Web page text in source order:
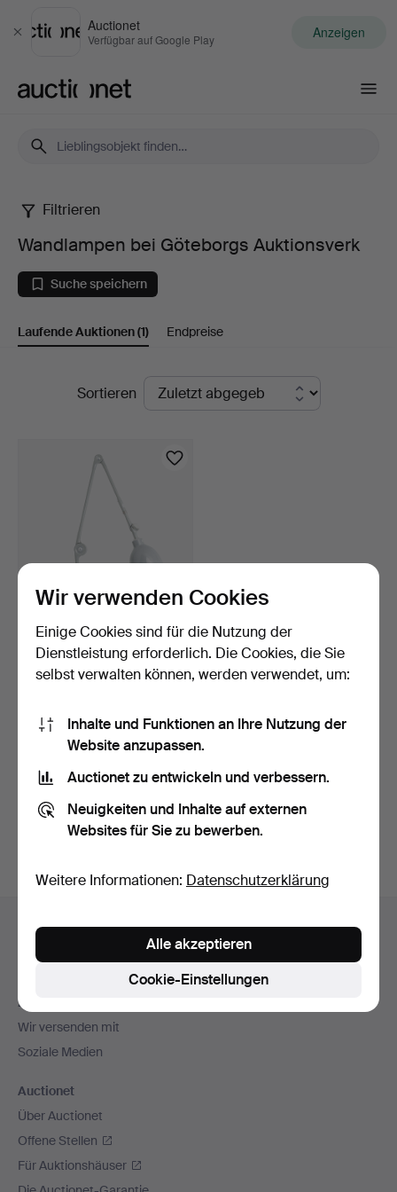
Schließen
Auctionet
Verfügbar auf Google Play Anzeigen
Wandlampen
bei
Göteborgs
Auktionsverk
Filtrieren
Wandlampen bei Göteborgs Auktionsverk
Suche speichern
Laufende Auktionen(1) Endpreise
LaufendeSortieren
INDUSTRIELAMPE, E.G.
Erikssons mekaniska v…
6 Tage
Suche speichern
Archiv
suchen.
Navigation
Hilfe und Kontakt
Kontakt mit dem Support aufnehmen
Zahlungsweisen
Wir versenden mit
Soziale Medien
Auctionet
Über Auctionet
Offene Stellen
Für Auktionshäuser
Wir verwenden Cookies
Einige Cookies sind für die Nutzung der
Dienstleistung erforderlich. Die Cookies, die Sie
selbst verwalten können, werden verwendet, um:
Inhalte und Funktionen an Ihre Nutzung der
Website anzupassen.
Auctionet zu entwickeln und verbessern.
Neuigkeiten und Inhalte auf externen
Websites für Sie zu bewerben.
Weitere Informationen: Datenschutzerklärung
Cookie-Einstellungen
Alle akzeptieren